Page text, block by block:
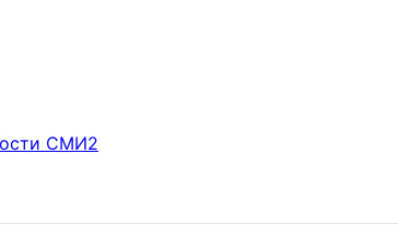
СМИ2